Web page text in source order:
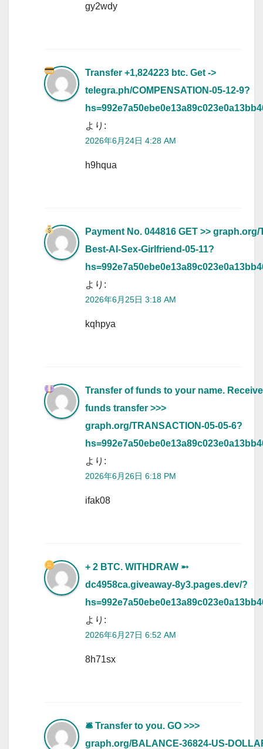
gy2wdy
Transfer +1,824223 btc. Get ->
telegra.ph/COMPENSATION-05-12-9?
より:
2026年6月24日 4:28 AM
h9hqua
Payment No. 044816 GET >> graph.org/
Best-AI-Sex-Girlfriend-05-11?
より:
2026年6月25日 3:18 AM
kqhpya
Transfer of funds to your name.
funds transfer >>>
graph.org/TRANSACTION-05-05-6?
より:
2026年6月26日 6:18 PM
ifak08
+ 2 BTC. WITHDRAW ➵
dc4958ca.giveaway-8y3.pages.dev/?
より:
2026年6月27日 6:52 AM
8h71sx
🛎 Transfer to you. GO >>>
graph.org/BALANCE-36824-US-